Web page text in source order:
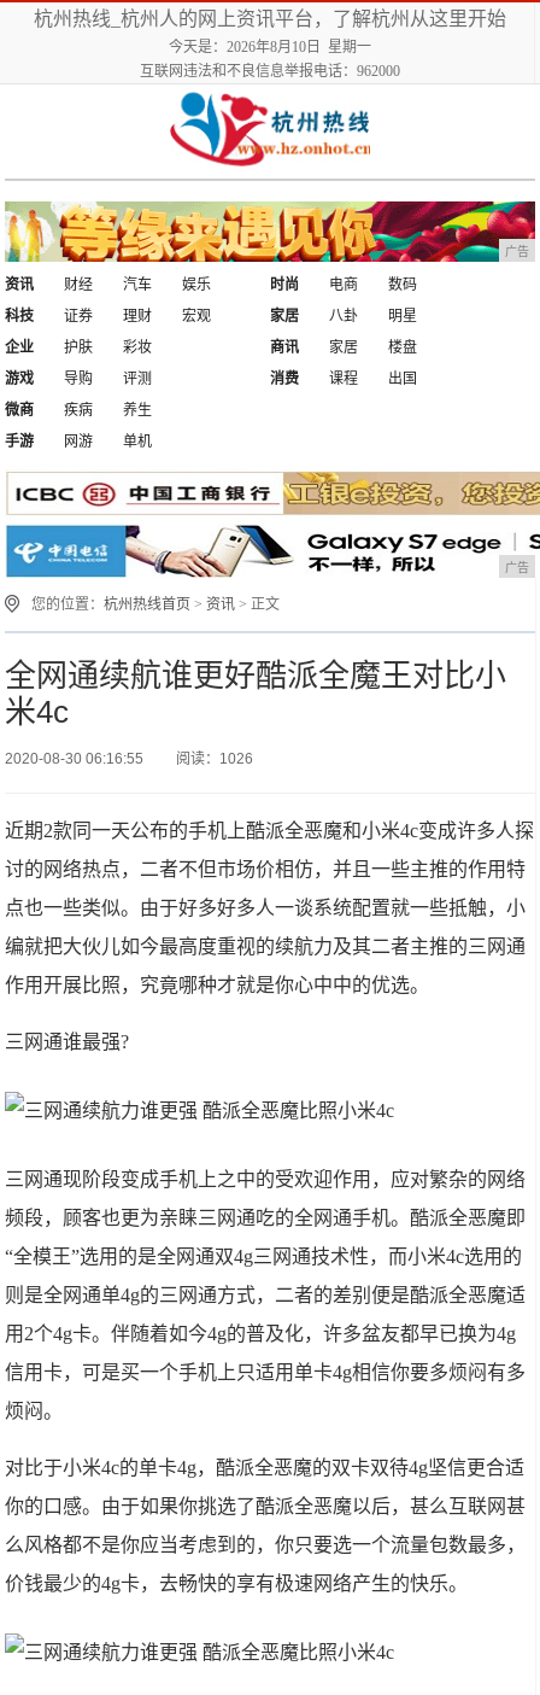
杭州热线_杭州人的网上资讯平台，了解杭州从这里开始
今天是：2026年8月10日 星期一
互联网违法和不良信息举报电话：962000
广告
资讯 财经 汽车
娱乐
科技
证券 理财 宏观
时尚 电商
数码
家居
八卦
明星
企业
护肤
彩妆
游戏
导购 评测
商讯 家居
楼盘
消费
课程
出国
微商
疾病
养生
手游
网游 单机
广告
您的位置：杭州热线首页 >资讯 > 正文
全网通续航谁更好酷派全魔王对比小
米4c
2020-08-30 06:16:55 阅读：1026
近期2款同一天公布的手机上酷派全恶魔和小米4c变成许多人探
讨的网络热点，二者不但市场价相仿，并且一些主推的作用特
点也一些类似。由于好多好多人一谈系统配置就一些抵触，小
编就把大伙儿如今最高度重视的续航力及其二者主推的三网通
作用开展比照，究竟哪种才就是你心中中的优选。
三网通谁最强?
三网通现阶段变成手机上之中的受欢迎作用，应对繁杂的网络
频段，顾客也更为亲睐三网通吃的全网通手机。酷派全恶魔即
“全模王”选用的是全网通双4g三网通技术性，而小米4c选用的
则是全网通单4g的三网通方式，二者的差别便是酷派全恶魔适
用2个4g卡。伴随着如今4g的普及化，许多盆友都早已换为4g
信用卡，可是买一个手机上只适用单卡4g相信你要多烦闷有多
烦闷。
对比于小米4c的单卡4g，酷派全恶魔的双卡双待4g坚信更合适
你的口感。由于如果你挑选了酷派全恶魔以后，甚么互联网甚
么风格都不是你应当考虑到的，你只要选一个流量包数最多，
价钱最少的4g卡，去畅快的享有极速网络产生的快乐。